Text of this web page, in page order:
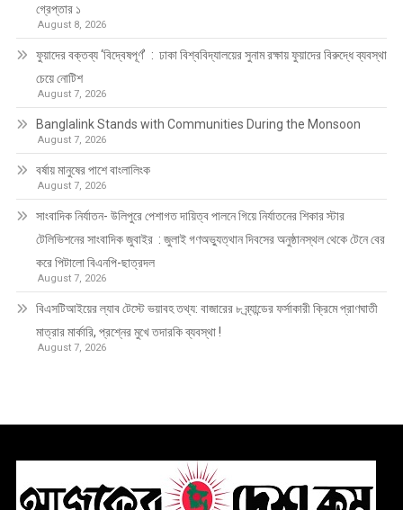
গ্রেপ্তার ১
August 8, 2026
ফুয়াদের বক্তব্য ‘বিদ্বেষপূর্ণ’ : ঢাকা বিশ্ববিদ্যালয়ের সুনাম রক্ষায় ফুয়াদের বিরুদ্ধে ব্যবস্থা
চেয়ে নোটিশ
August 7, 2026
Banglalink Stands with Communities During the Monsoon
August 7, 2026
বর্ষায় মানুষের পাশে বাংলালিংক
August 7, 2026
সাংবাদিক নির্যাতন- উলিপুরে পেশাগত দায়িত্ব পালনে গিয়ে নির্যাতনের শিকার স্টার
টেলিভিশনের সাংবাদিক জুবাইর : জুলাই গণঅভ্যুত্থান দিবসের অনুষ্ঠানস্থল থেকে টেনে বের
করে পিটালো বিএনপি-ছাত্রদল
August 7, 2026
বিএসটিআইয়ের ল্যাব টেস্টে ভয়াবহ তথ্য: বাজারের ৮ ব্র্যান্ডের ফর্সাকারী ক্রিমে প্রাণঘাতী
মাত্রার মার্কারি, প্রশ্নের মুখে তদারকি ব্যবস্থা !
August 7, 2026